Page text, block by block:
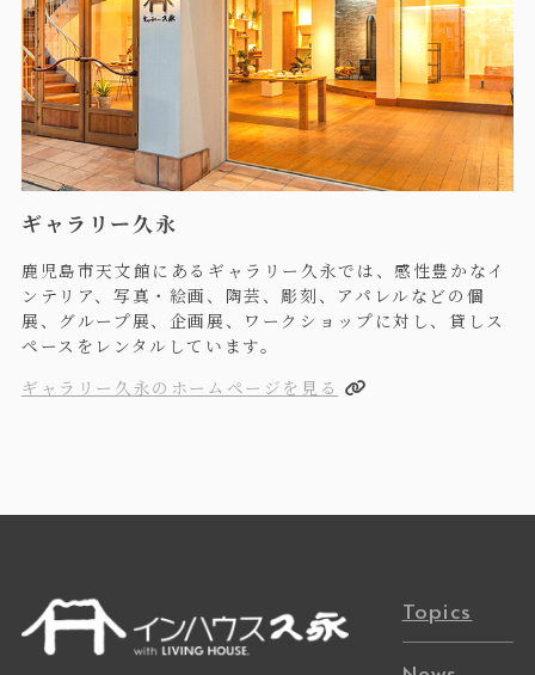
ギャラリー久永
鹿児島市天文館にあるギャラリー久永では、感性豊かなイ
ンテリア、写真・絵画、陶芸、彫刻、アパレルなどの個
展、グループ展、企画展、ワークショップに対し、貸しス
ペースをレンタルしています。
ギャラリー久永のホームページを見る
Topics